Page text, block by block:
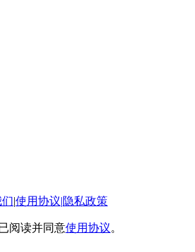
|使用协议|隐私政策
阅读并同意使用协议。